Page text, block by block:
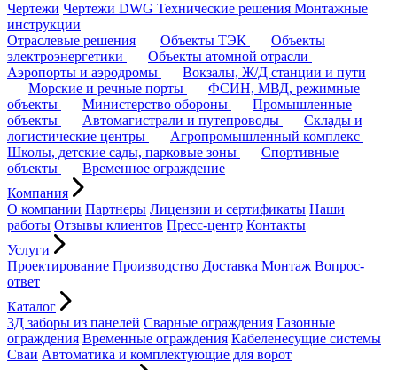
Чертежи Чертежи DWG Технические решения Монтажные
инструкции
Отраслевые решения
Объекты ТЭК
Объекты
электроэнергетики
Объекты атомной отрасли
Аэропорты и аэродромы
Вокзалы, Ж/Д станции и пути
Морские и речные порты
ФСИН, МВД, режимные
объекты
Министерство обороны
Промышленные
объекты
Автомагистрали и путепроводы
Склады и
логистические центры
Агропромышленный комплекс
Школы, детские сады, парковые зоны
Спортивные
объекты
Временное ограждение
Компания
О компании Партнеры Лицензии и сертификаты Наши
работы Отзывы клиентов Пресс-центр Контакты
Услуги
Проектирование Производство Доставка Монтаж Вопрос-
ответ
Каталог
3Д заборы из панелей Сварные ограждения Газонные
ограждения Временные ограждения Кабеленесущие системы
Cваи Автоматика и комплектующие для ворот